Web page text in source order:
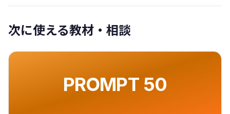
次に使える教材・相談
PROMPT 50